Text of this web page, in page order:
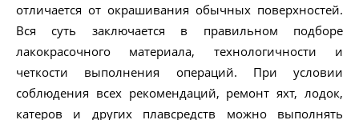
отличается от окрашивания обычных поверхностей.
Вся суть заключается в правильном подборе
лакокрасочного материала, технологичности и
четкости выполнения операций. При условии
соблюдения всех рекомендаций, ремонт яхт, лодок,
катеров и других плавсредств можно выполнять